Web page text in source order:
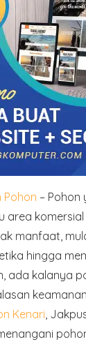
Pohon – Pohon
area
manfaat,
hingga
ada kalanya
Kenari,